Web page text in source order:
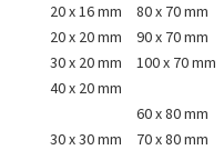
20 x 16 mm
80 x 70 mm
20 x 20 mm
90 x 70 mm
30 x 20 mm
100 x 70 mm
40 x 20 mm
60 x 80 mm
30 x 30 mm
70 x 80 mm